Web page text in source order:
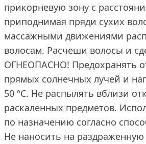
прикорневую зону с
приподнимая пряди сухих
массажными движениями
волосам. Расчеши волосы и
ОГНЕОПАСНО! Предохранять
прямых солнечных лучей и
50 ºС. Не распылять вблизи
раскаленных предметов.
по назначению согласно
Не наносить на